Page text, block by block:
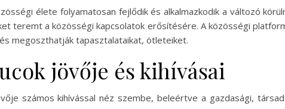
élete folyamatosan fejlődik és alkalmazkodik a változó
teremt a közösségi kapcsolatok erősítésére. A közösségi
megoszthatják tapasztalataikat, ötleteiket.
jövője és kihívásai
számos kihívással néz szembe, beleértve a gazdasági,